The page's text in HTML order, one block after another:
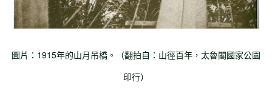
圖片：1915年的山月吊橋。（翻拍自：山徑百年，太魯閣國家公園
印行）